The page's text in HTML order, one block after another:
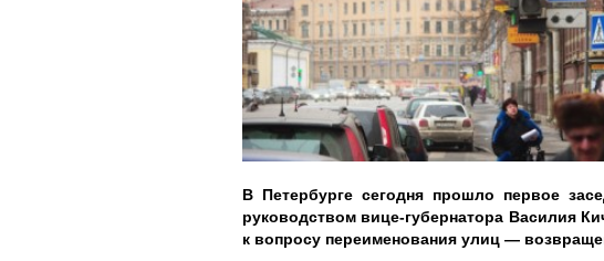
В Петербурге сегодня прошло первое
руководством вице-губернатора Василия
к вопросу переименования улиц —